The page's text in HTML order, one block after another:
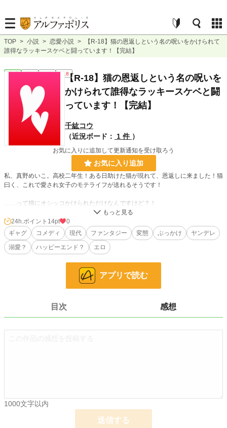
TOP > 小説 > 恋愛小説 >
【R-18】猫の恩返しという名の呪いをかけられて
誰得なラッキースケベと闘っています！【完結】
恋愛 完結 短編 R18【R-18】猫の恩返しという名の呪いを
かけられて誰得なラッキースケベと闘
っています！【完結】
千紘コウ
（近況ボード：
1 件 ）
お気に入りに追加して更新通知を受け取ろう
お気に入り追加
私、真野めいこ。高校二年生！ある日助けた猫が現れて、恩返しに来ました！猫
曰く、これで愛され女子のモテライフが送れるそうです！
……って猫にオシッコかけられただけなんですけど？！
……学園のイケメンの様子がおかしいんですが？！
モテライフって、思ってたのと違〜うっ！！
※勢いだけの設定ゆるゆる、お下品な作品です。
※変態的、下品な表現や描写が多いのでご注意ください。
ますのであしからず。
※ムーンライトノベルズ様にも掲載しています。
24h.ポイント 14 pt
24h.ポイント 14pt
0
ギャグ
コメディ 現代 ファンタジー 変態 ぶっかけ
ヤンデレ
溺愛？
ハッピーエンド？ エロ
アプリで読む
目次 感想
1000文字以内
送信する